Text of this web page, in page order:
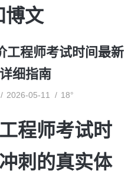
博文
工程师考试时间最新
细指南
2026-05-11 18°
程师考试时
刺的真实体